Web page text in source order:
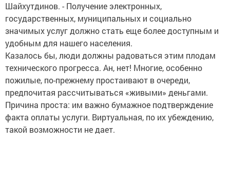
Шайхутдинов. - Получение электронных,
государственных, муниципальных и социально
значимых услуг должно стать еще более доступным и
удобным для нашего населения.
Казалось бы, люди должны радоваться этим плодам
технического прогресса. Ан, нет! Многие, особенно
пожилые, по-прежнему простаивают в очереди,
предпочитая рассчитываться «живыми» деньгами.
Причина проста: им важно бумажное подтверждение
факта оплаты услуги. Виртуальная, по их убеждению,
такой возможности не дает.